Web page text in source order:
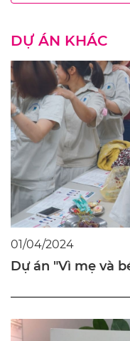
DỰ ÁN KHÁC
01/04/2024
Dự án "Vì mẹ và